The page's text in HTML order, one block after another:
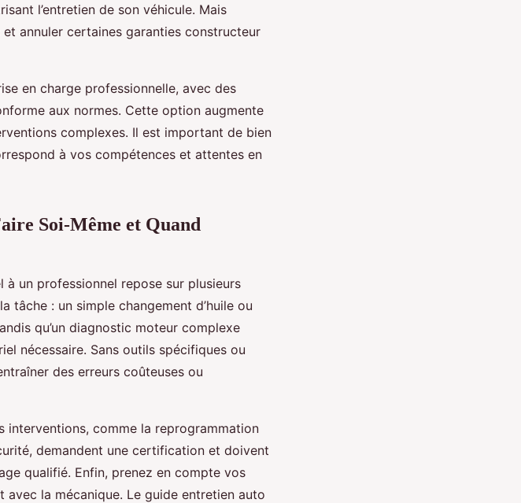
l’entretien de son véhicule. Mais
annuler certaines garanties constructeur
en charge professionnelle, avec des
aux normes. Cette option augmente
complexes. Il est important de bien
à vos compétences et attentes en
Soi-Même et Quand
un professionnel repose sur plusieurs
tâche : un simple changement d’huile ou
qu’un diagnostic moteur complexe
nécessaire. Sans outils spécifiques ou
des erreurs coûteuses ou
interventions, comme la reprogrammation
demandent une certification et doivent
qualifié. Enfin, prenez en compte vos
la mécanique. Le guide entretien auto